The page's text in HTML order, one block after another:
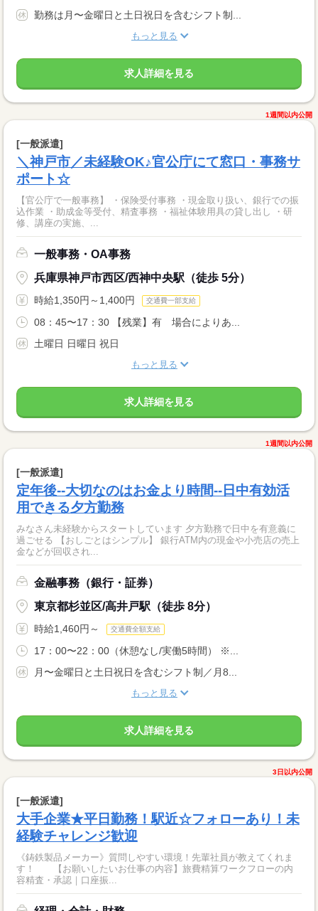
勤務は月〜金曜日と土日祝日を含むシフト制...
もっと見る
求人詳細を見る
1週間以内公開
[一般派遣]
＼神戸市／未経験OK♪官公庁にて窓口・事務サ
ポート☆
【官公庁で一般事務】 ・保険受付事務 ・現金取り扱い、銀行での振
込作業 ・助成金等受付、精査事務 ・福祉体験用具の貸し出し ・研
修、講座の実施、...
一般事務・OA事務
兵庫県神戸市西区/西神中央駅（徒歩 5分）
時給1,350円～1,400円 交通費一部支給
08：45〜17：30 【残業】有 場合によりあ...
土曜日 日曜日 祝日
もっと見る
求人詳細を見る
1週間以内公開
[一般派遣]
定年後--大切なのはお金より時間--日中有効活
用できる夕方勤務
みなさん未経験からスタートしています 夕方勤務で日中を有意義に
過ごせる 【おしごとはシンプル】 銀行ATM内の現金や小売店の売上
金などが回収され...
金融事務（銀行・証券）
東京都杉並区/高井戸駅（徒歩 8分）
時給1,460円～ 交通費全額支給
17：00〜22：00（休憩なし/実働5時間） ※...
月〜金曜日と土日祝日を含むシフト制／月8...
もっと見る
求人詳細を見る
3日以内公開
[一般派遣]
大手企業★平日勤務！駅近☆フォローあり！未
経験チャレンジ歓迎
《鋳鉄製品メーカー》質問しやすい環境！先輩社員が教えてくれま
す！ 【お願いしたいお仕事の内容】旅費精算ワークフローの内
容精査・承認｜口座振...